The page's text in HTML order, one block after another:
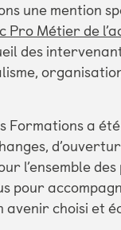
une mention
Pro Métier de
des
Formations a
l’ensemble
pour
avenir choisi et